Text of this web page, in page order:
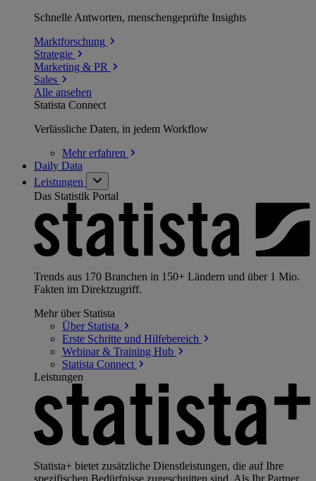
Schnelle Antworten, menschengeprüfte Insights
Marktforschung
Strategie
Marketing & PR
Sales
Alle ansehen
Statista Connect
Verlässliche Daten, in jedem Workflow
Mehrerfahren
Daily Data
Leistungen
Das Statistik Portal
Trends aus 170 Branchen in 150+ Ländern und über 1 Mio.
Fakten im Direktzugriff.
Mehr über Statista
Über Statista
Erste Schritte und Hilfebereich
Webinar & Training Hub
Statista Connect
Leistungen
Statista+ bietet zusätzliche Dienstleistungen, die auf Ihre
spezifischen Bedürfnisse zugeschnitten sind. Als Ihr Partner